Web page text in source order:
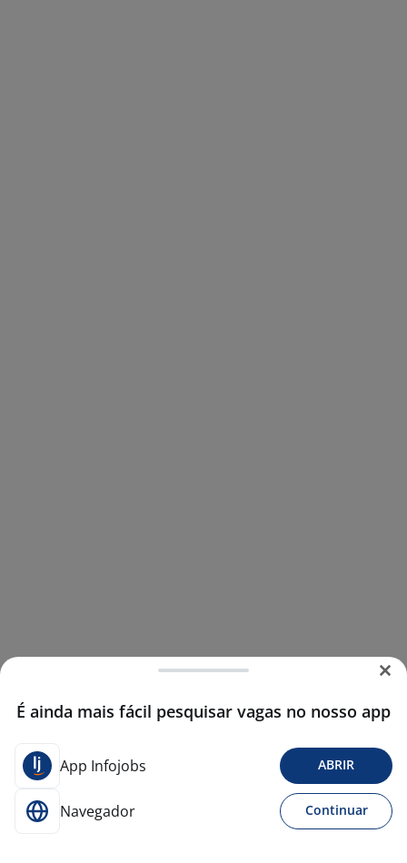
É ainda mais fácil pesquisar vagas no nosso app
App Infojobs ABRIR
Navegador Continuar